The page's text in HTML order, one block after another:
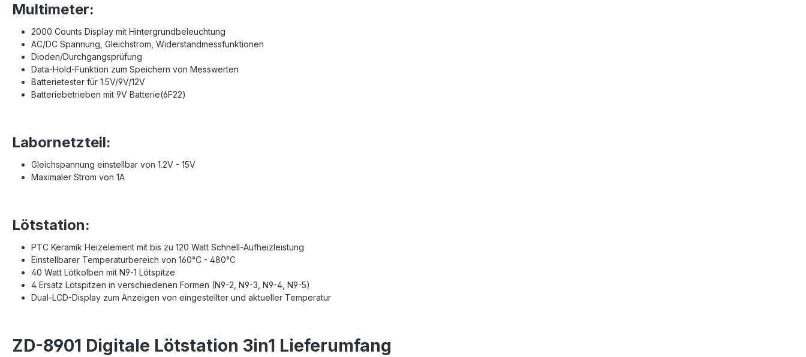
Multimeter:
2000 Counts Display mit Hintergrundbeleuchtung
AC/DC Spannung, Gleichstrom, Widerstandmessfunktionen
Dioden/Durchgangsprüfung
Data-Hold-Funktion zum Speichern von Messwerten
Batterietester für 1.5V/9V/12V
Batteriebetrieben mit 9V Batterie(6F22)
Labornetzteil:
Gleichspannung einstellbar von 1.2V - 15V
Maximaler Strom von 1A
Lötstation:
PTC Keramik Heizelement mit bis zu 120 Watt Schnell-Aufheizleistung
Einstellbarer Temperaturbereich von 160°C - 480°C
40 Watt Lötkolben mit N9-1 Lötspitze
4 Ersatz Lötspitzen in verschiedenen Formen (N9-2, N9-3, N9-4, N9-5)
Dual-LCD-Display zum Anzeigen von eingestellter und aktueller Temperatur
ZD-8901 Digitale Lötstation 3in1 Lieferumfang